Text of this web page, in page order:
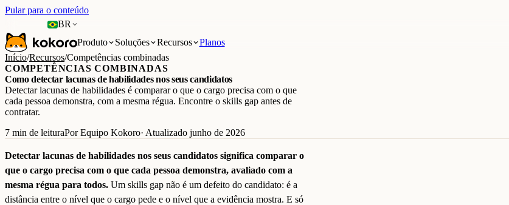
Pular para o conteúdo
BR
Produto
Soluções Recursos Planos
Início/Recursos/Competências combinadas
COMPETÊNCIAS COMBINADAS
Como detectar lacunas de habilidades nos seus candidatos
Detectar lacunas de habilidades é comparar o que o cargo precisa com o que
cada pessoa demonstra, com a mesma régua. Encontre o skills gap antes de
contratar.
7 min de leituraPor Equipo Kokoro· Atualizado junho de 2026
Detectar lacunas de habilidades nos seus candidatos significa comparar o
que o cargo precisa com o que cada pessoa demonstra, avaliado com a
mesma régua para todos. Um skills gap não é um defeito do candidato: é a
distância entre o nível que o cargo pede e o nível que a evidência mostra. E só